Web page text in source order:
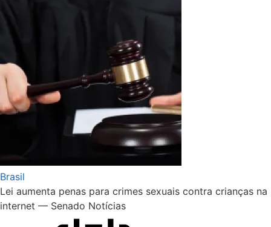
Brasil
Lei aumenta penas para crimes sexuais contra crianças na
internet — Senado Notícias